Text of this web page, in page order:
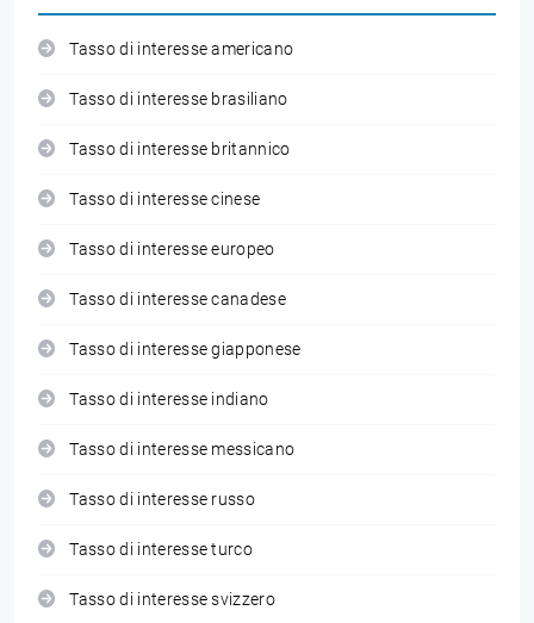
Tasso di interesse americano
Tasso di interesse brasiliano
Tasso di interesse britannico
Tasso di interesse cinese
Tasso di interesse europeo
Tasso di interesse canadese
Tasso di interesse giapponese
Tasso di interesse indiano
Tasso di interesse messicano
Tasso di interesse russo
Tasso di interesse turco
Tasso di interesse svizzero